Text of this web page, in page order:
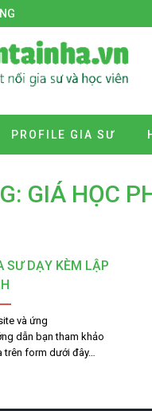
PROFILE GIA SƯ
GIÁ HỌC
SƯ DẠY KÈM LẬP
và ứng
dẫn bạn tham khảo
form dưới đây…